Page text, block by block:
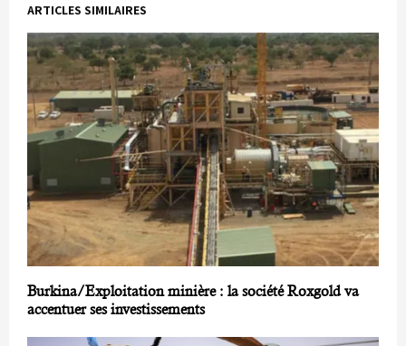
ARTICLES SIMILAIRES
Burkina/Exploitation minière : la société Roxgold va
accentuer ses investissements